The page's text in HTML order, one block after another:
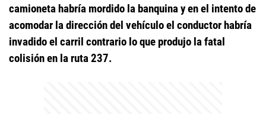
camioneta habría mordido la banquina y en el intento de
acomodar la dirección del vehículo el conductor habría
invadido el carril contrario lo que produjo la fatal
colisión en la ruta 237.